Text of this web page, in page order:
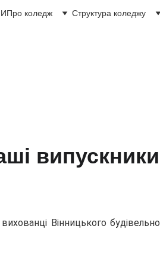
Про коледж Структура коледжу
випускники
Вінницького